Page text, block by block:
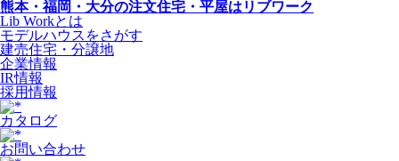
熊本・福岡・大分の注文住宅・平屋はリブワーク
Lib Workとは
モデルハウスをさがす
建売住宅・分譲地
企業情報
IR情報
採用情報
カタログ
お問い合わせ